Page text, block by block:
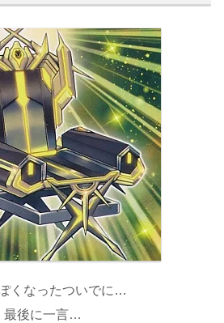
くなったついでに…
最後に一言…